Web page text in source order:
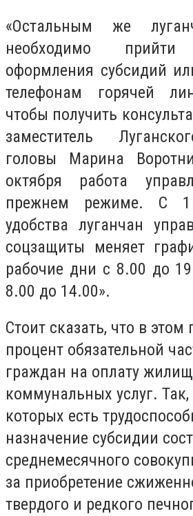
«Остальным же
необходимо
оформления субсидий
телефонам горячей
чтобы получить
заместитель
головы Марина
октября работа
прежнем режиме. С 1
удобства луганчан
соцзащиты меняет
рабочие дни с 8.00 до
8.00 до 14.00».
Стоит сказать, что в этом
процент обязательной
граждан на оплату
коммунальных услуг.
которых есть
назначение субсидии
среднемесячного
за приобретение
твердого и редкого